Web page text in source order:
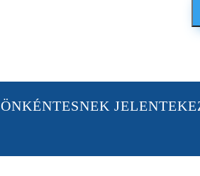
ÖNKÉNTESNEK